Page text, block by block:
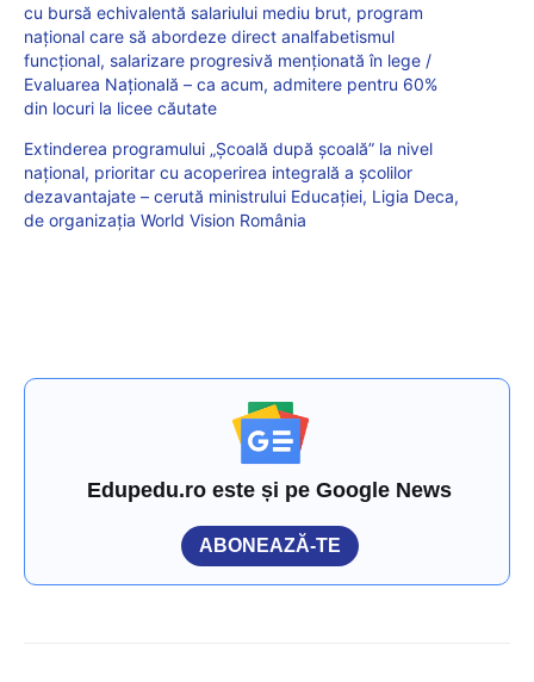
cu bursă echivalentă salariului mediu brut, program
național care să abordeze direct analfabetismul
funcțional, salarizare progresivă menționată în lege /
Evaluarea Națională – ca acum, admitere pentru 60%
din locuri la licee căutate
Extinderea programului „Școală după școală” la nivel
național, prioritar cu acoperirea integrală a școlilor
dezavantajate – cerută ministrului Educației, Ligia Deca,
de organizația World Vision România
Edupedu.ro este și pe Google News
ABONEAZĂ-TE